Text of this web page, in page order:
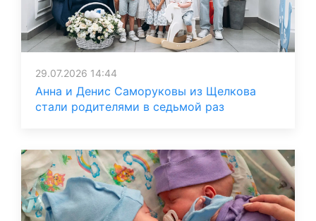
29.07.2026 14:44
Анна и Денис Саморуковы из Щелкова
стали родителями в седьмой раз